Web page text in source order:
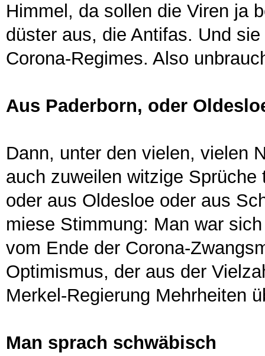
Himmel, da sollen die Viren ja
düster aus, die Antifas. Und
Corona-Regimes. Also
Aus Paderborn, oder
Dann, unter den vielen, vielen
auch zuweilen witzige
oder aus Oldesloe oder aus
miese Stimmung: Man war
vom Ende der Corona-
Optimismus, der aus der
Merkel-Regierung Mehrheiten
Man sprach schwäbisch